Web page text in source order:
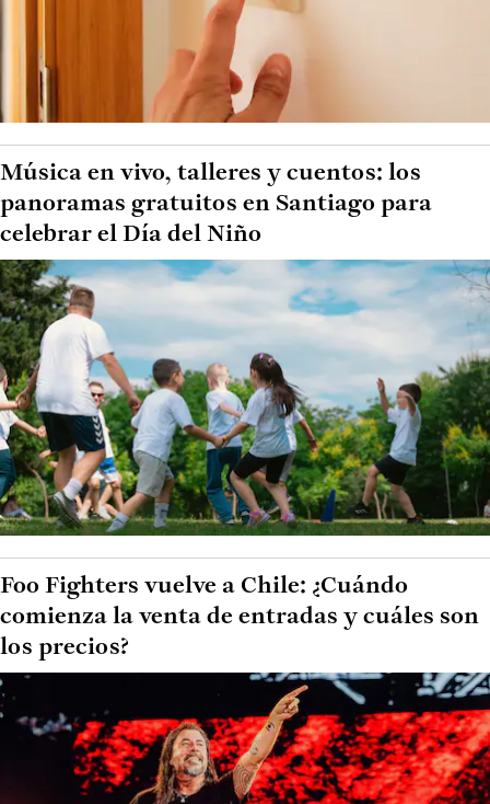
Música en vivo, talleres y cuentos: los
panoramas gratuitos en Santiago para
celebrar el Día del Niño
Foo Fighters vuelve a Chile: ¿Cuándo
comienza la venta de entradas y cuáles son
los precios?